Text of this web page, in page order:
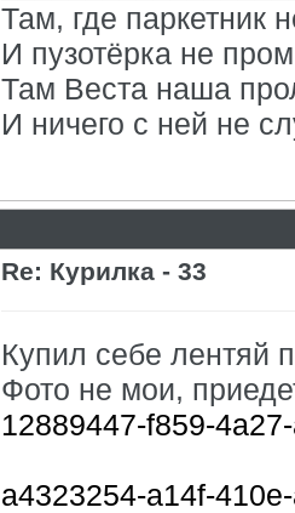
Там, где паркетник
И пузотёрка не
Там Веста наша
И ничего с ней не
Re: Курилка - 33
Купил себе лентяй
Фото не мои,
12889447-f859-
a4323254-a14f-